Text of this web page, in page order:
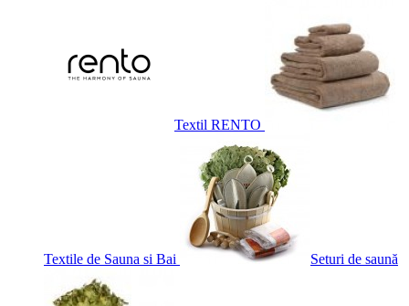
Textil RENTO
Textile de Sauna si Bai Seturi de saună